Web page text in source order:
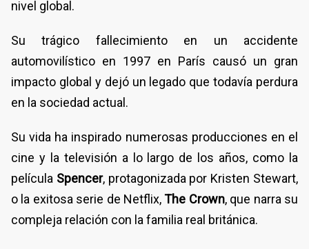
nivel global.
Su trágico fallecimiento en un accidente
automovilístico en 1997 en París causó un gran
impacto global y dejó un legado que todavía perdura
en la sociedad actual.
Su vida ha inspirado numerosas producciones en el
cine y la televisión a lo largo de los años, como la
película Spencer, protagonizada por Kristen Stewart,
o la exitosa serie de Netflix,The Crown, que narra su
compleja relación con la familia real británica.